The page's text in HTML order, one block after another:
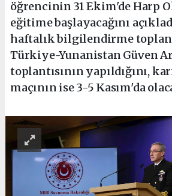
öğrencinin 31 Ekim'de Harp
eğitime başlayacağını
haftalık bilgilendirme
Türkiye-Yunanistan Güven
toplantısının yapıldığını,
maçının ise 3-5 Kasım'da